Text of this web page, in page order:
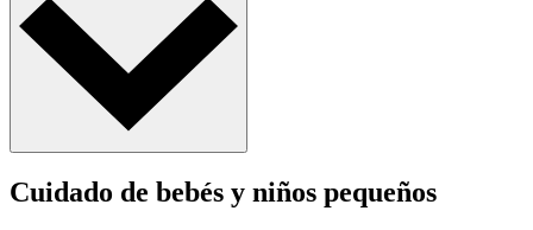
Cuidado de bebés y niños pequeños